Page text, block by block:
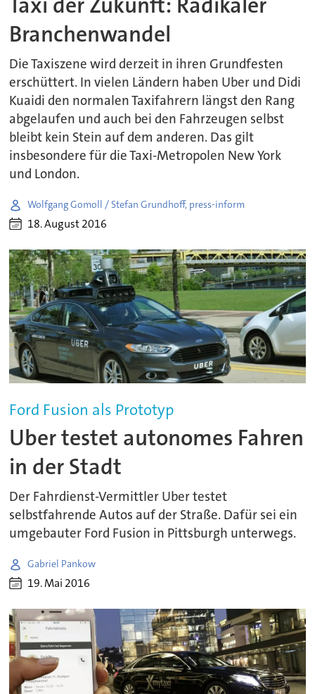
Branchenwandel
Die Taxiszene wird derzeit in ihren Grundfesten
erschüttert. In vielen Ländern haben Uber und Didi
Kuaidi den normalen Taxifahrern längst den Rang
abgelaufen und auch bei den Fahrzeugen selbst
bleibt kein Stein auf dem anderen. Das gilt
insbesondere für die Taxi-Metropolen New York
und London.
Wolfgang Gomoll / Stefan Grundhoff, press-inform
18. August 2016
Ford Fusion als Prototyp
Uber testet autonomes Fahren
in der Stadt
Der Fahrdienst-Vermittler Uber testet
selbstfahrende Autos auf der Straße. Dafür sei ein
umgebauter Ford Fusion in Pittsburgh unterwegs.
Gabriel Pankow
19. Mai 2016